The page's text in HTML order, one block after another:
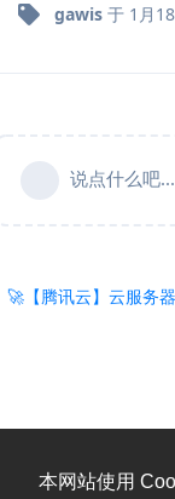
本网站使用
gawis 于 1月
说点什么吧...
🚀【腾讯云】云服务